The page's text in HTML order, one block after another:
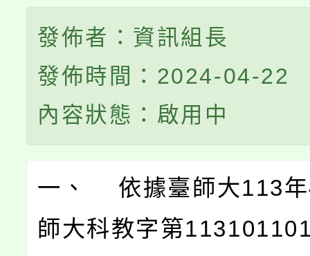
發佈者：資訊組長
發佈時間：2024-04-22
內容狀態：啟用中
一、 依據臺師大113年
師大科教字第